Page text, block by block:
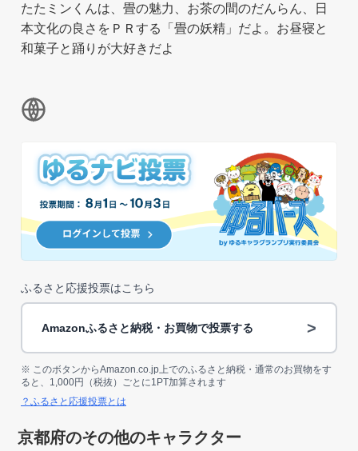
たたミンくんは、畳の魅力、お茶の間のだんらん、日
本文化の良さをＰＲする「畳の妖精」だよ。お昼寝と
和菓子と踊りが大好きだよ
ふるさと応援投票はこちら
Amazonふるさと納税・お買物で投票する >
※ このボタンからAmazon.co.jp上でのふるさと納税・通常のお買物をす
ると、1,000円（税抜）ごとに1PT加算されます
？ふるさと応援投票とは
京都府のその他のキャラクター